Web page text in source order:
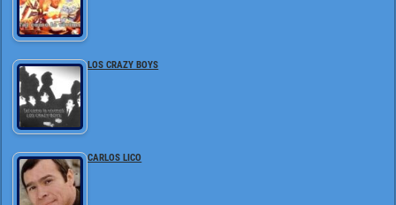
LOS CRAZY BOYS
CARLOS LICO